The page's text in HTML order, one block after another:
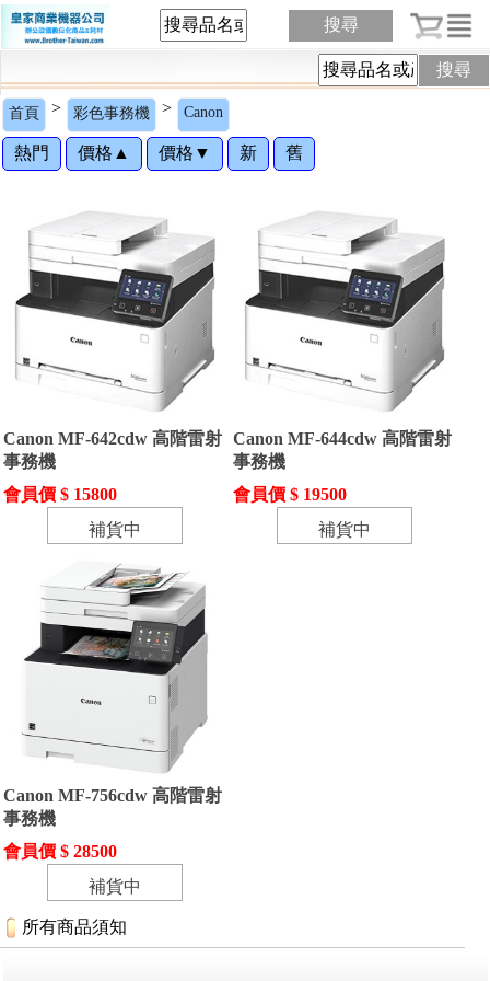
搜尋
搜尋
首頁 > 彩色事務機 > Canon
熱門 價格▲ 價格▼ 新 舊
Canon MF-642cdw 高階雷射
事務機
會員價 $ 15800
補貨中
Canon MF-644cdw 高階雷射
事務機
會員價 $ 19500
補貨中
Canon MF-756cdw 高階雷射
事務機
會員價 $ 28500
補貨中
所有商品須知